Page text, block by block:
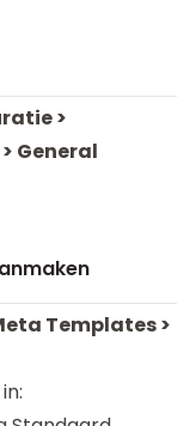
>
General
Templates >